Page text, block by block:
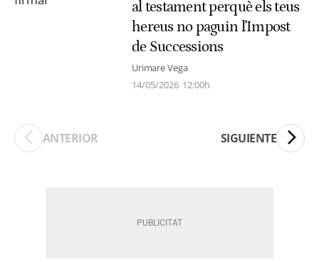
al testament perquè els teus
hereus no paguin l'Impost
de Successions
Urimare Vega
14/05/2026 12:00h
ANTERIOR SIGUIENTE